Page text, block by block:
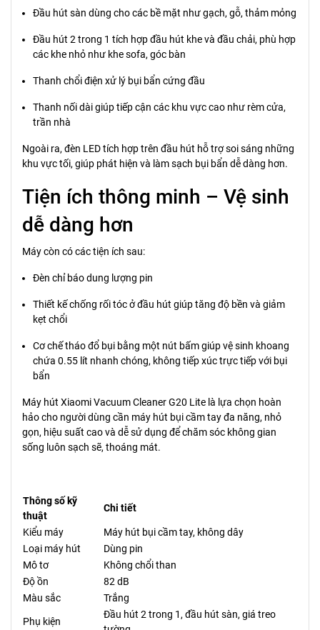
Đầu hút sàn dùng cho các bề mặt như gạch, gỗ, thảm mỏng
Đầu hút 2 trong 1 tích hợp đầu hút khe và đầu chải, phù hợp
các khe nhỏ như khe sofa, góc bàn
Thanh chổi điện xử lý bụi bẩn cứng đầu
Thanh nối dài giúp tiếp cận các khu vực cao như rèm cửa,
trần nhà
Ngoài ra, đèn LED tích hợp trên đầu hút hỗ trợ soi sáng những
khu vực tối, giúp phát hiện và làm sạch bụi bẩn dễ dàng hơn.
Tiện ích thông minh – Vệ sinh
dễ dàng hơn
Máy còn có các tiện ích sau:
Đèn chỉ báo dung lượng pin
Thiết kế chống rối tóc ở đầu hút giúp tăng độ bền và giảm
kẹt chổi
Cơ chế tháo đổ bụi bằng một nút bấm giúp vệ sinh khoang
chứa 0.55 lít nhanh chóng, không tiếp xúc trực tiếp với bụi
bẩn
Máy hút Xiaomi Vacuum Cleaner G20 Lite là lựa chọn hoàn
hảo cho người dùng cần máy hút bụi cầm tay đa năng, nhỏ
gọn, hiệu suất cao và dễ sử dụng để chăm sóc không gian
sống luôn sạch sẽ, thoáng mát.
Thông số kỹ
thuật
Chi tiết
Kiểu máy
Máy hút bụi cầm tay, không dây
Loại máy hút
Dùng pin
Mô tơ
Không chổi than
Độ ồn
82 dB
Màu sắc
Trắng
Phụ kiện
Đầu hút 2 trong 1, đầu hút sàn, giá treo